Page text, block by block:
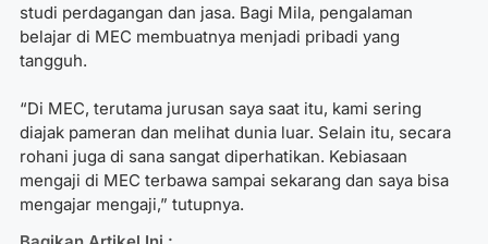
studi perdagangan dan jasa. Bagi Mila, pengalaman
belajar di MEC membuatnya menjadi pribadi yang
tangguh.
“Di MEC, terutama jurusan saya saat itu, kami sering
diajak pameran dan melihat dunia luar. Selain itu, secara
rohani juga di sana sangat diperhatikan. Kebiasaan
mengaji di MEC terbawa sampai sekarang dan saya bisa
mengajar mengaji,” tutupnya.